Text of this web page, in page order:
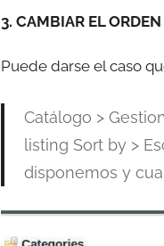
3. CAMBIAR EL
Puede darse el caso
Catálogo >
listing Sort by >
disponemos y